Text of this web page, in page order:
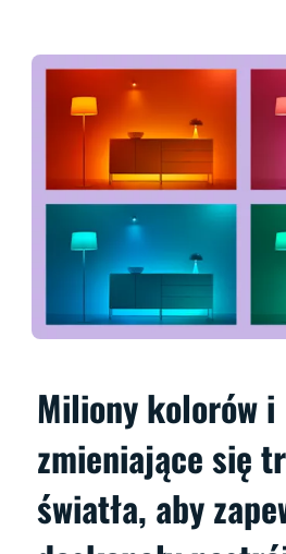
Miliony kolorów i
zmieniające się
światła, aby